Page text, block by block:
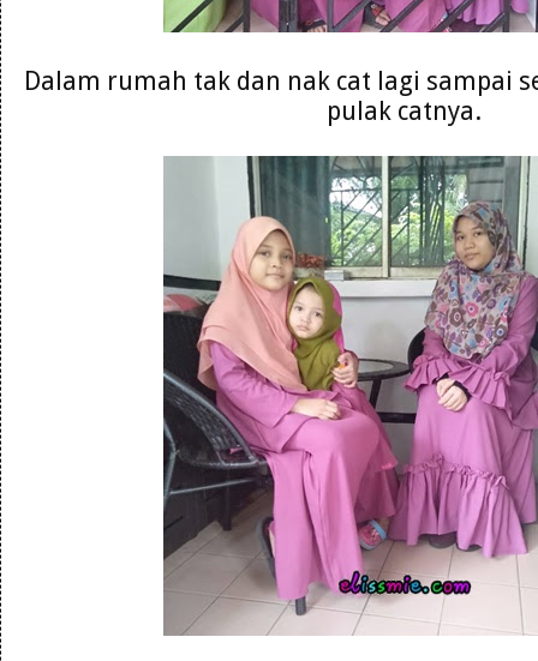
Dalam rumah tak dan nak cat lagi sampai
pulak catnya.